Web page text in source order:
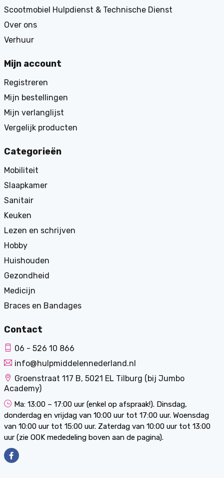
Scootmobiel Hulpdienst & Technische Dienst
Over ons
Verhuur
Mijn account
Registreren
Mijn bestellingen
Mijn verlanglijst
Vergelijk producten
Categorieën
Mobiliteit
Slaapkamer
Sanitair
Keuken
Lezen en schrijven
Hobby
Huishouden
Gezondheid
Medicijn
Braces en Bandages
Contact
06 - 526 10 866
info@hulpmiddelennederland.nl
Groenstraat 117 B, 5021 EL Tilburg (bij Jumbo
Academy)
Ma: 13:00 – 17:00 uur (enkel op afspraak!). Dinsdag,
donderdag en vrijdag van 10:00 uur tot 17:00 uur. Woensdag
van 10:00 uur tot 15:00 uur. Zaterdag van 10:00 uur tot 13:00
uur (zie OOK mededeling boven aan de pagina).